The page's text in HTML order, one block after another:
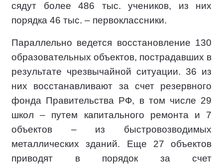
сядут более 486 тыс. учеников, из них
порядка 46 тыс. – первоклассники.
Параллельно ведется восстановление 130
образовательных объектов, пострадавших в
результате чрезвычайной ситуации. 36 из
них восстанавливают за счет резервного
фонда Правительства РФ, в том числе 29
школ – путем капитального ремонта и 7
объектов – из быстровозводимых
металлических зданий. Еще 27 объектов
приводят в порядок за счет